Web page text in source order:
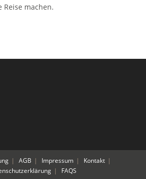
machen.
AGB Impressum
Kontakt
FAQS